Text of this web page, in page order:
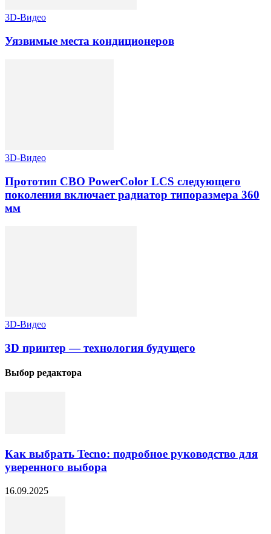
3D-Видео
Уязвимые места кондиционеров
3D-Видео
Прототип СВО PowerColor LCS следующего
поколения включает радиатор типоразмера 360
мм
3D-Видео
3D принтер — технология будущего
Выбор редактора
Как выбрать Tecno: подробное руководство для
уверенного выбора
16.09.2025